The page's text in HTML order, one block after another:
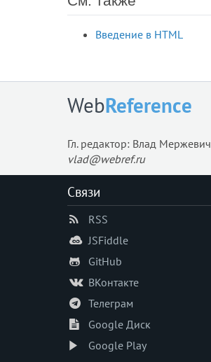
Введение в HTML
WebReference
Гл. редактор: Влад Мержевич
vlad@webref.ru
Связи
RSS
JSFiddle
GitHub
ВКонтакте
Телеграм
Google Диск
Google Play